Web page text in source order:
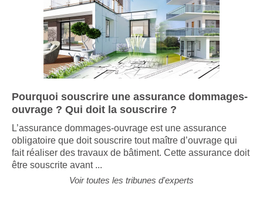
Pourquoi souscrire une assurance dommages-
ouvrage ? Qui doit la souscrire ?
L’assurance dommages-ouvrage est une assurance
obligatoire que doit souscrire tout maître d’ouvrage qui
fait réaliser des travaux de bâtiment. Cette assurance doit
être souscrite avant ...
Voir toutes les tribunes d'experts